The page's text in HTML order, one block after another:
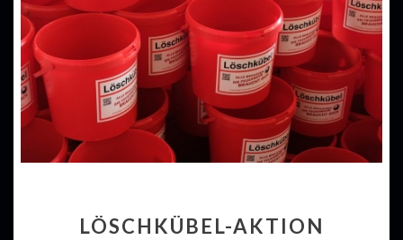
AKTION
LÖSCHKÜBEL-AKTION